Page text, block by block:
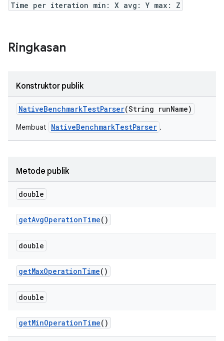
Time per iteration min: X avg: Y max: Z
Ringkasan
Konstruktor publik
NativeBenchmarkTestParser(String runName)
Membuat NativeBenchmarkTestParser .
Metode publik
double
getAvgOperationTime()
double
getMaxOperationTime()
double
getMinOperationTime()